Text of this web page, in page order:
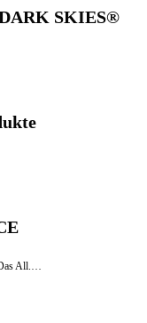
SKIES®
All.…